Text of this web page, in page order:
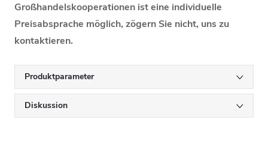
Großhandelskooperationen ist eine individuelle
Preisabsprache möglich, zögern Sie nicht, uns zu
kontaktieren.
Produktparameter
Diskussion